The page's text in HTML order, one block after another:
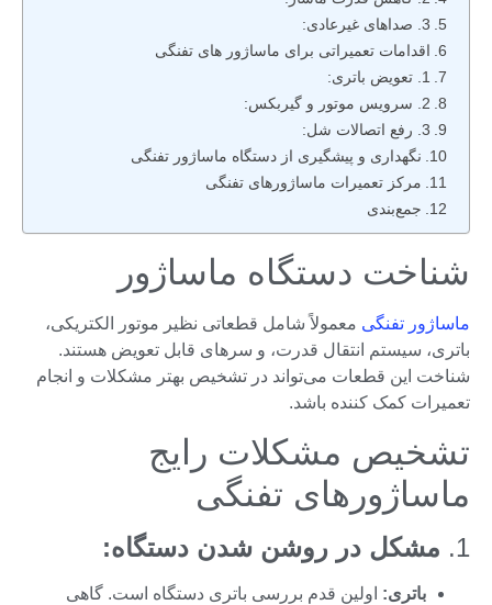
3. صداهای غیرعادی:
اقدامات تعمیراتی برای ماساژور های تفنگی
1. تعویض باتری:
2. سرویس موتور و گیربکس:
3. رفع اتصالات شل:
نگهداری و پیشگیری از دستگاه ماساژور تفنگی
مرکز تعمیرات ماساژورهای تفنگی
جمع‌بندی
شناخت دستگاه ماساژور
ماساژور تفنگی معمولاً شامل قطعاتی نظیر موتور الکتریکی،
باتری، سیستم انتقال قدرت، و سرهای قابل تعویض هستند.
شناخت این قطعات می‌تواند در تشخیص بهتر مشکلات و انجام
تعمیرات کمک کننده باشد.
تشخیص مشکلات رایج
ماساژورهای تفنگی
1. مشکل در روشن شدن دستگاه:
باتری: اولین قدم بررسی باتری دستگاه است. گاهی